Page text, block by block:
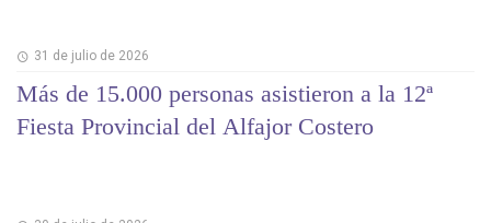
31 de julio de 2026
Más de 15.000 personas asistieron a la 12ª
Fiesta Provincial del Alfajor Costero